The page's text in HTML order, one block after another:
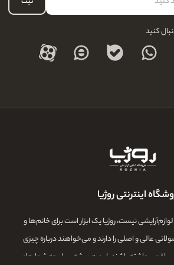
کنید
اینترنتی روژیا
نیست، روژیا یک ابزار است برای خانم‌ها و
عالی و اصلی را دارند و می‌خواهند درباره چیزی
واقعی داشته باشند. این همیشه سرلوحه شعارهای